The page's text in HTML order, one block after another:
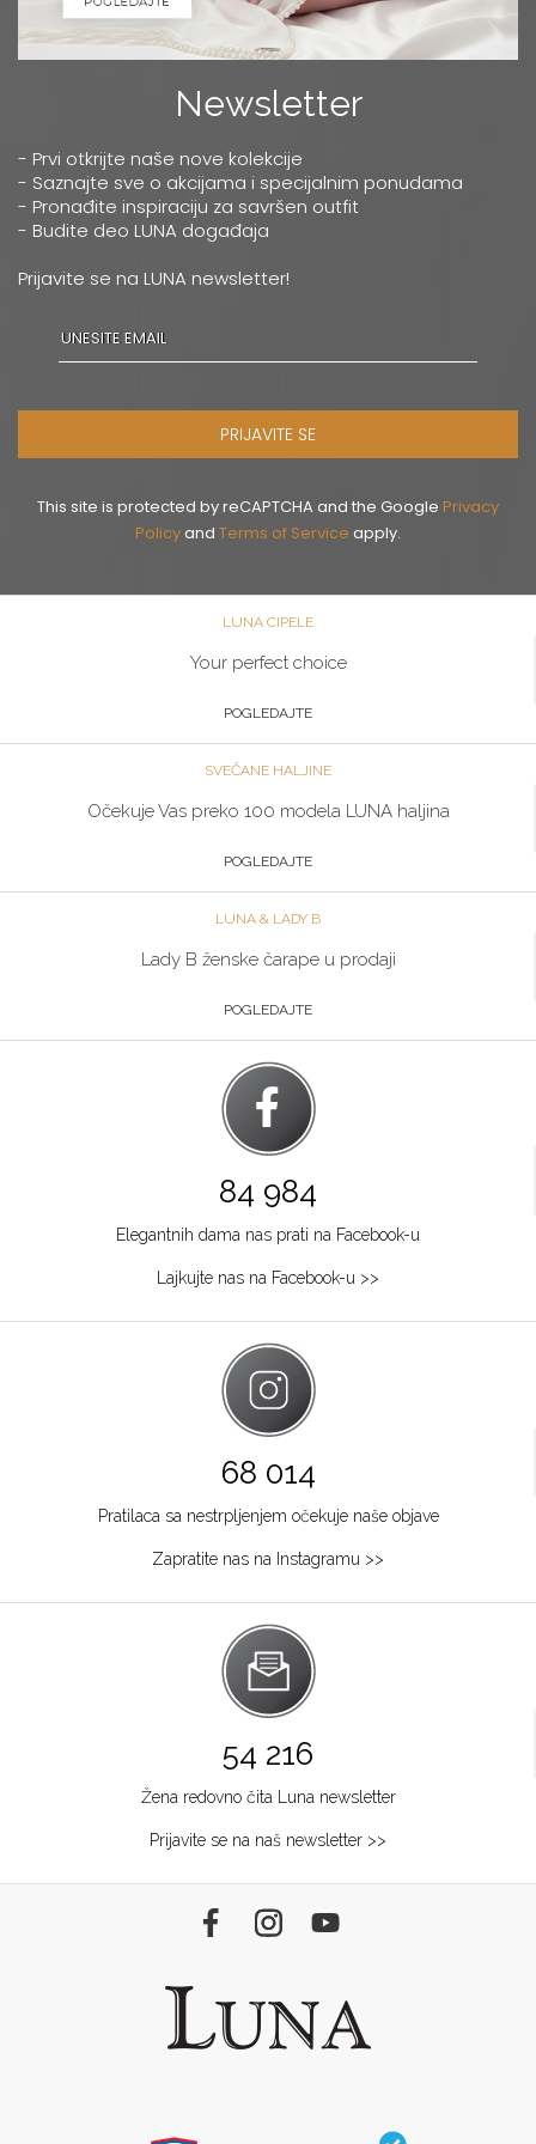
Newsletter
- Prvi otkrijte naše nove kolekcije
- Saznajte sve o akcijama i specijalnim ponudama
- Pronađite inspiraciju za savršen outfit
- Budite deo LUNA događaja
Prijavite se na LUNA newsletter!
PRIJAVITE SE
This site is protected by reCAPTCHA and the Google Privacy
Policyand Terms of Service apply.
LUNA CIPELE
Your perfect choice
POGLEDAJTE
SVEČANE HALJINE
Očekuje Vas preko 100 modela LUNA haljina
POGLEDAJTE
LUNA & LADY B
Lady B ženske čarape u prodaji
POGLEDAJTE
84 984
Elegantnih dama nas prati na Facebook-u
Lajkujte nas na Facebook-u >>
68 014
Pratilaca sa nestrpljenjem očekuje naše objave
Zapratite nas na Instagramu >>
54 216
Žena redovno čita Luna newsletter
Prijavite se na naš newsletter >>